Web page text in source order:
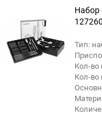
Набор
Тип:
Кол-во
Кол-во